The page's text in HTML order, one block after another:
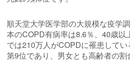
順天堂大学医学部の大規模な疫学
本のCOPD有病率は8.6％、40歳以
では210万人がCOPDに罹患して
第9位であり、男女とも高齢者の割